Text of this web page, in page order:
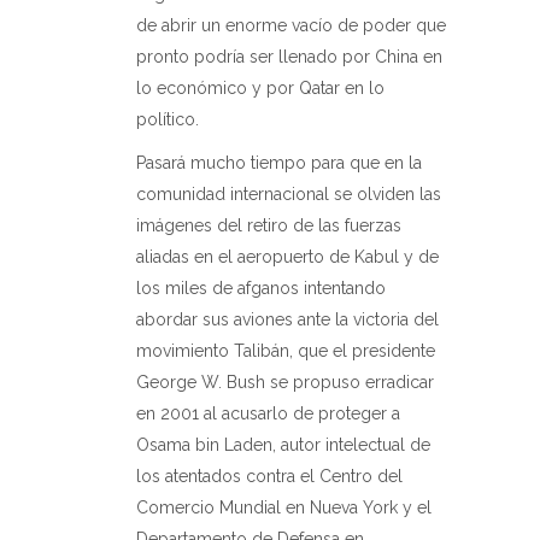
de abrir un enorme vacío de poder que
pronto podría ser llenado por China en
lo económico y por Qatar en lo
político.
Pasará mucho tiempo para que en la
comunidad internacional se olviden las
imágenes del retiro de las fuerzas
aliadas en el aeropuerto de Kabul y de
los miles de afganos intentando
abordar sus aviones ante la victoria del
movimiento Talibán, que el presidente
George W. Bush se propuso erradicar
en 2001 al acusarlo de proteger a
Osama bin Laden, autor intelectual de
los atentados contra el Centro del
Comercio Mundial en Nueva York y el